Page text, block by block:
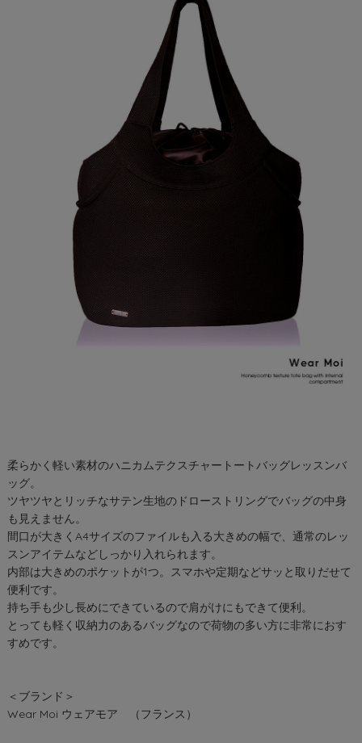
柔らかく軽い素材のハニカムテクスチャートートバッグレッスンバ
ッグ。
ツヤツヤとリッチなサテン生地のドローストリングでバッグの中身
も見えません。
間口が大きくA4サイズのファイルも入る大きめの幅で、通常のレッ
スンアイテムなどしっかり入れられます。
内部は大きめのポケットが1つ。スマホや定期などサッと取りだせて
便利です。
持ち手も少し長めにできているので肩がけにもできて便利。
とっても軽く収納力のあるバッグなので荷物の多い方に非常におす
すめです。
＜ブランド＞
Wear Moi ウェアモア （フランス）